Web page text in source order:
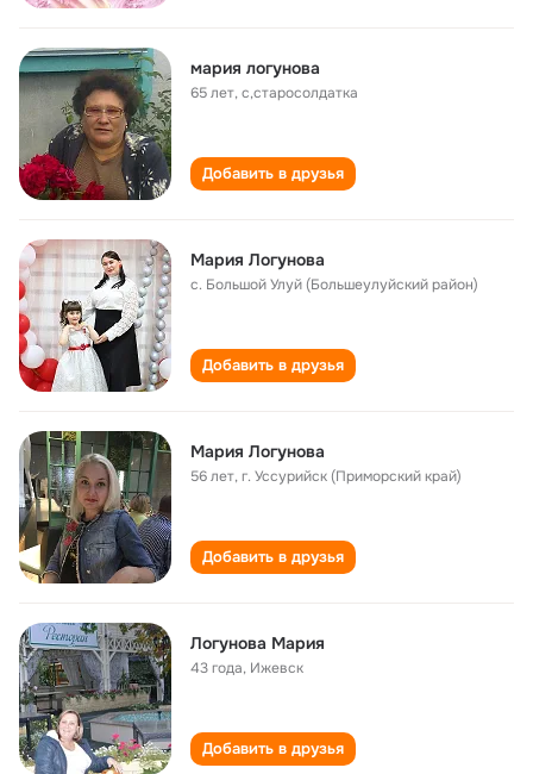
мария логунова
65 лет,с,старосолдатка
Добавить в друзья
Мария Логунова
с. Большой Улуй (Большеулуйский район)
Добавить в друзья
Мария Логунова
56 лет,г. Уссурийск (Приморский край)
Добавить в друзья
Логунова Мария
43 года, Ижевск
Добавить в друзья